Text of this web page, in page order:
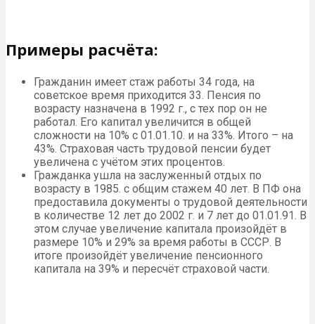
Примеры расчёта:
Гражданин имеет стаж работы 34 года, на
советское время приходится 33. Пенсия по
возрасту назначена в 1992 г., с тех пор он не
работал. Его капитал увеличится в общей
сложности на 10% с 01.01.10. и на 33%. Итого – на
43%. Страховая часть трудовой пенсии будет
увеличена с учётом этих процентов.
Гражданка ушла на заслуженный отдых по
возрасту в 1985. с общим стажем 40 лет. В ПФ она
предоставила документы о трудовой деятельности
в количестве 12 лет до 2002 г. и 7 лет до 01.01.91. В
этом случае увеличение капитала произойдёт в
размере 10% и 29% за время работы в СССР. В
итоге произойдёт увеличение пенсионного
капитала на 39% и пересчёт страховой части.